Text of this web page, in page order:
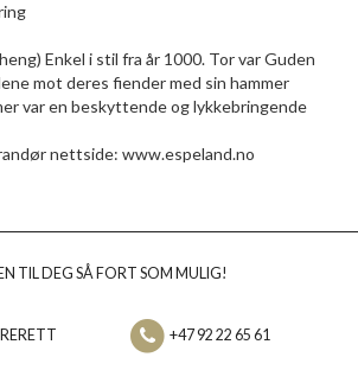
Enkel i stil fra år 1000. Tor var Guden
mot deres fiender med sin hammer
var en beskyttende og lykkebringende
nettside: www.espeland.no
TIL DEG SÅ FORT SOM MULIG!
+47 92 22 65 61